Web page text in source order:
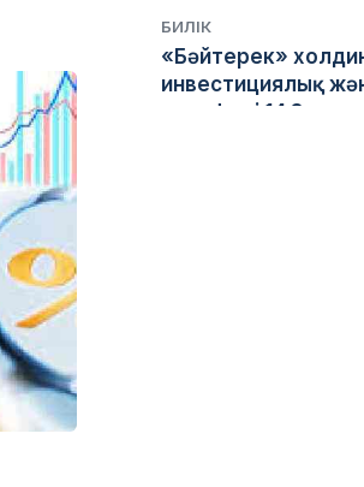
БИЛІК
«Бәйтерек»
инвестициялық
портфелі 14,3